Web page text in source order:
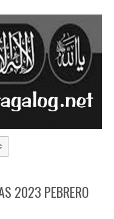
2023 PEBRERO